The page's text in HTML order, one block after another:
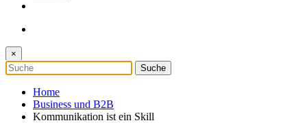
×
Home
Business und B2B
Kommunikation ist ein Skill